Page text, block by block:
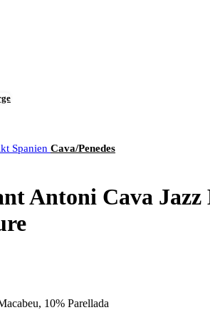
Spanien Cava/Penedes
Antoni Cava Jazz
10% Parellada